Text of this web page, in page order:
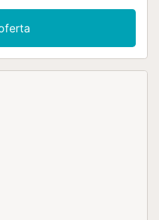
Wi-Fi de alta velocidade
vídeo), uma televisão, ar
máquina de lavar roupa.
piscina privada, terraços